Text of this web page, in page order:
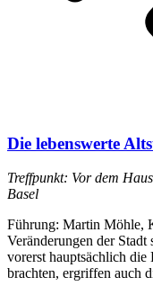
Die lebenswerte
Treffpunkt: Vor dem
Basel
Führung: Martin Möhle,
Veränderungen der
vorerst hauptsächlich die
brachten, ergriffen auch